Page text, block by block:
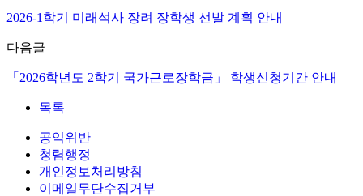
2026-1학기 미래석사 장려 장학생 선발 계획 안내
다음글
「2026학년도 2학기 국가근로장학금」 학생신청기간 안내
목록
공익위반
청렴행정
개인정보처리방침
이메일무단수집거부